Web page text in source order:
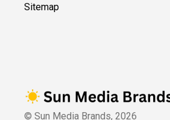
Sitemap
© Sun Media Brands, 2026